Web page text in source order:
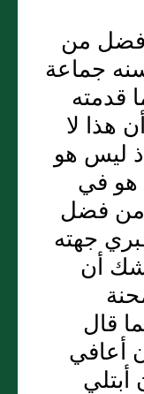
من
جماعة
قدمته
هذا لا
ليس هو
هو في
من فضل
جهته
شك أن
قال
أعافي